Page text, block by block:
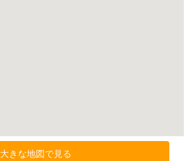
大きな地図で見る